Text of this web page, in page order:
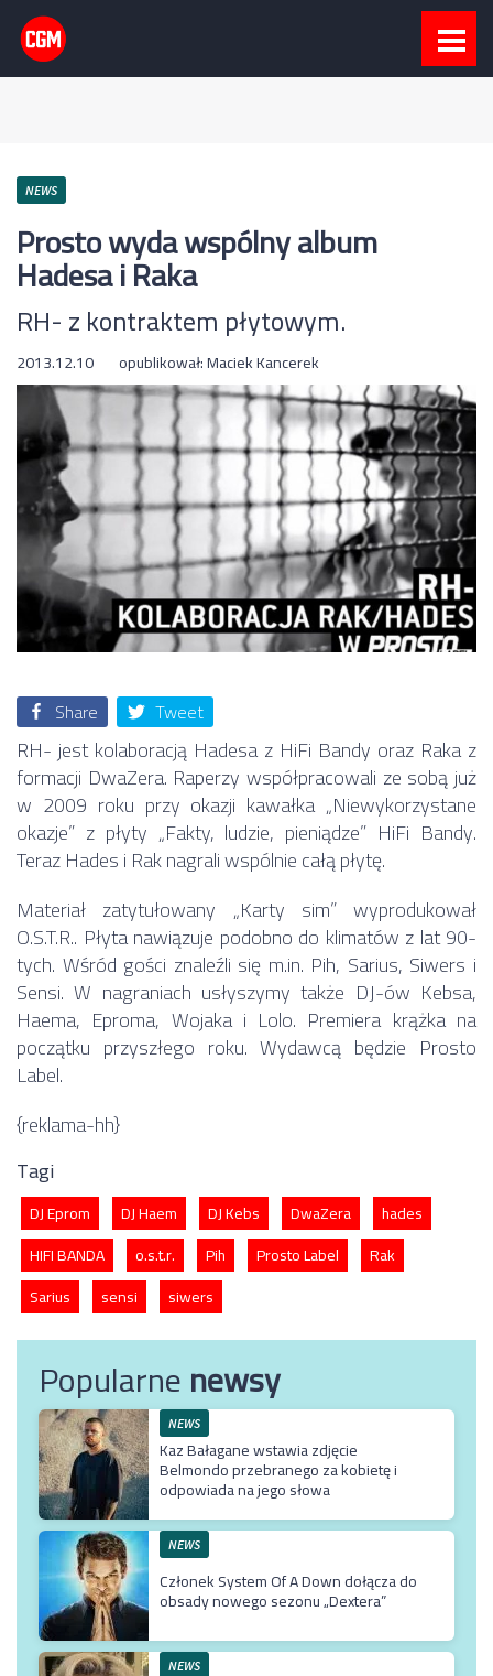
NEWS
Prosto wyda wspólny album
Hadesa i Raka
RH- z kontraktem płytowym.
2013.12.10 opublikował:Maciek Kancerek
Share Tweet
RH- jest kolaboracją Hadesa z HiFi Bandy oraz Raka z
formacji DwaZera. Raperzy współpracowali ze sobą już
w 2009 roku przy okazji kawałka „Niewykorzystane
okazje” z płyty „Fakty, ludzie, pieniądze” HiFi Bandy.
Teraz Hades i Rak nagrali wspólnie całą płytę.
Materiał zatytułowany „Karty sim” wyprodukował
O.S.T.R.. Płyta nawiązuje podobno do klimatów z lat 90-
tych. Wśród gości znaleźli się m.in. Pih, Sarius, Siwers i
Sensi. W nagraniach usłyszymy także DJ-ów Kebsa,
Haema, Eproma, Wojaka i Lolo. Premiera krążka na
początku przyszłego roku. Wydawcą będzie Prosto
Label.
{reklama-hh}
Tagi
DJ Eprom DJ Haem DJ Kebs DwaZera
hades
HIFI BANDA
o.s.t.r. Pih Prosto Label
Rak
Sarius
sensi siwers
Popularnenewsy
NEWS
Kaz Bałagane wstawia zdjęcie
Belmondo przebranego za kobietę i
odpowiada na jego słowa
NEWS
Członek System Of A Down dołącza do
obsady nowego sezonu „Dextera”
NEWS